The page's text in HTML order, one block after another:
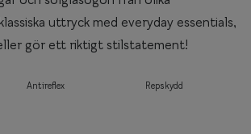
uttryck med everyday essentials,
gör ett riktigt stilstatement!
Antireflex Repskydd